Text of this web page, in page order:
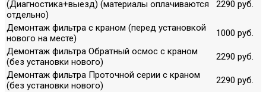
(Диагностика+выезд) (материалы оплачиваются
отдельно)
2290 руб.
Демонтаж фильтра с краном (перед установкой
нового на месте)
1000 руб.
Демонтаж фильтра Обратный осмос с краном
(без установки нового)
2290 руб.
Демонтаж фильтра Проточной серии с краном
(без установки нового)
2290 руб.